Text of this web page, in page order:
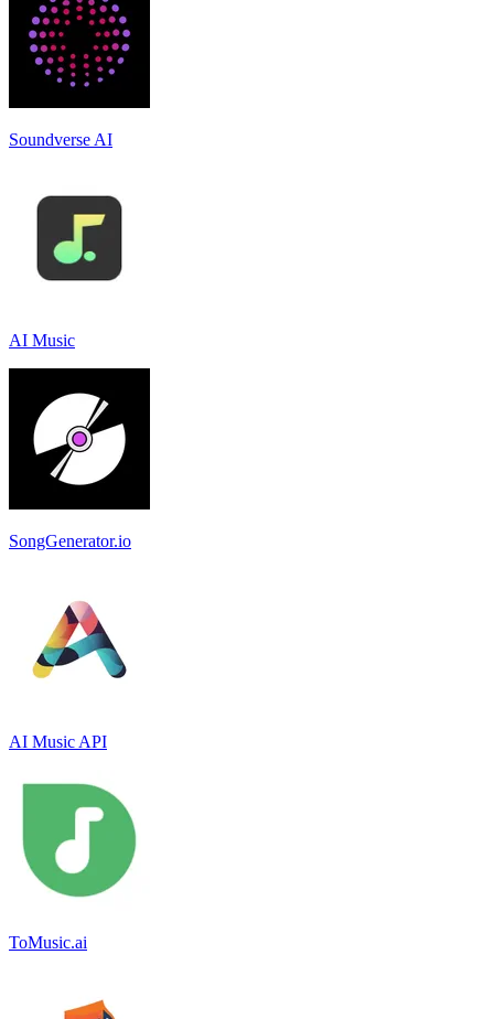
Soundverse AI
AI Music
SongGenerator.io
AI Music API
ToMusic.ai